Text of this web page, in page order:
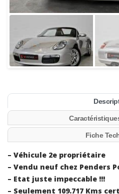
Fiche
– Véhicule 2e propriétaire
– Vendu neuf chez Penders
– Etat juste impeccable !!!
– Seulement 109.717 Kms